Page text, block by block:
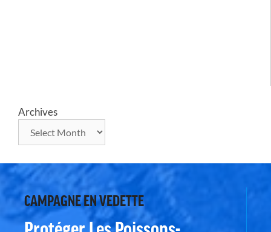
Archives
CAMPAGNE EN VEDETTE